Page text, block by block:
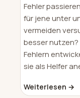
Fehler
für jene unter
vermeiden
besser
Fehlern
sie als Helfer
Weiterlesen →